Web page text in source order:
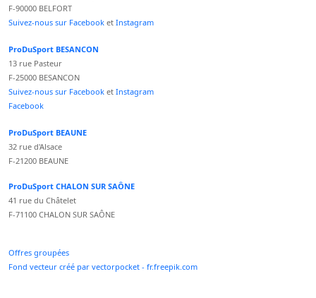
F-90000 BELFORT
Suivez-nous sur Facebook et Instagram
ProDuSport BESANCON
13 rue Pasteur
F-25000 BESANCON
Suivez-nous sur Facebook et Instagram
Facebook
ProDuSport BEAUNE
32 rue d'Alsace
F-21200 BEAUNE
ProDuSport CHALON SUR SAÔNE
41 rue du Châtelet
F-71100 CHALON SUR SAÔNE
Offres groupées
Fond vecteur créé par vectorpocket - fr.freepik.com